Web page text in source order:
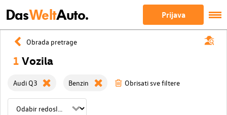
DasWeltAuto. Prijava
Obrada pretrage
1 Vozila
Audi Q3 Benzin Obrisati sve filtere